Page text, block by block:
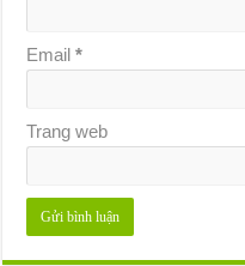
Email*
Trang web